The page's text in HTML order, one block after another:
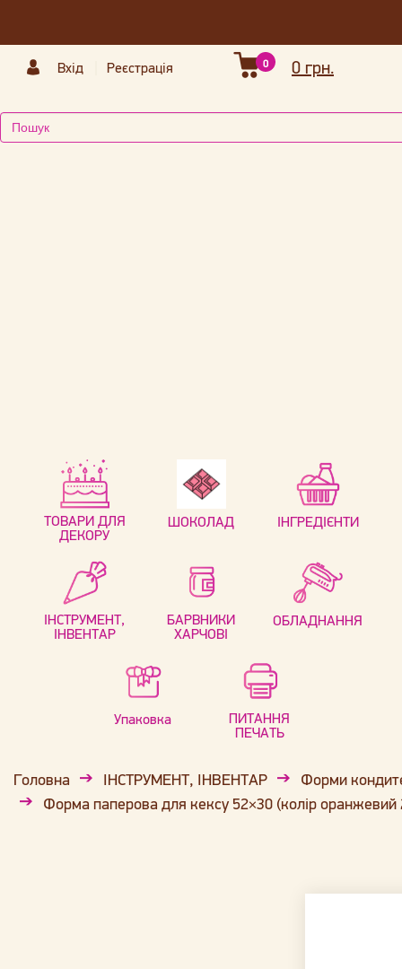
Вхід Реєстрація 0 грн.
0
ТОВАРИ ДЛЯ
ДЕКОРУ
ШОКОЛАД ІНГРЕДІЄНТИ
ІНСТРУМЕНТ,
ІНВЕНТАР
БАРВНИКИ
ХАРЧОВІ
ОБЛАДНАННЯ
Упаковка
ПИТАННЯ
ПЕЧАТЬ
Головна ІНСТРУМЕНТ, ІНВЕНТАР
Форми
Форма паперова для кексу 52×30 (колір оранжевий